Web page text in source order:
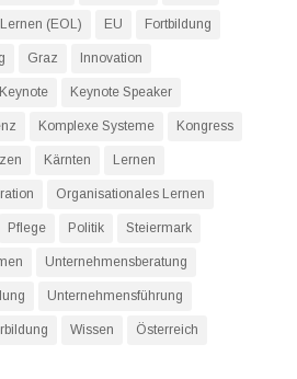
(EOL) EU Fortbildung
Graz Innovation
Keynote Keynote Speaker
Komplexe Systeme Kongress
Kärnten Lernen
Organisationales Lernen
Pflege Politik Steiermark
Unternehmensberatung
Unternehmensführung
Wissen Österreich